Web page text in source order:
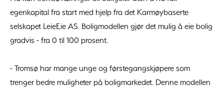
egenkapital fra start med hjelp fra det Karmøybaserte
selskapet LeieEie AS. Boligmodellen gjør det mulig å eie bolig
gradvis - fra 0 til 100 prosent.
- Tromsø har mange unge og førstegangskjøpere som
trenger bedre muligheter på boligmarkedet. Denne modellen